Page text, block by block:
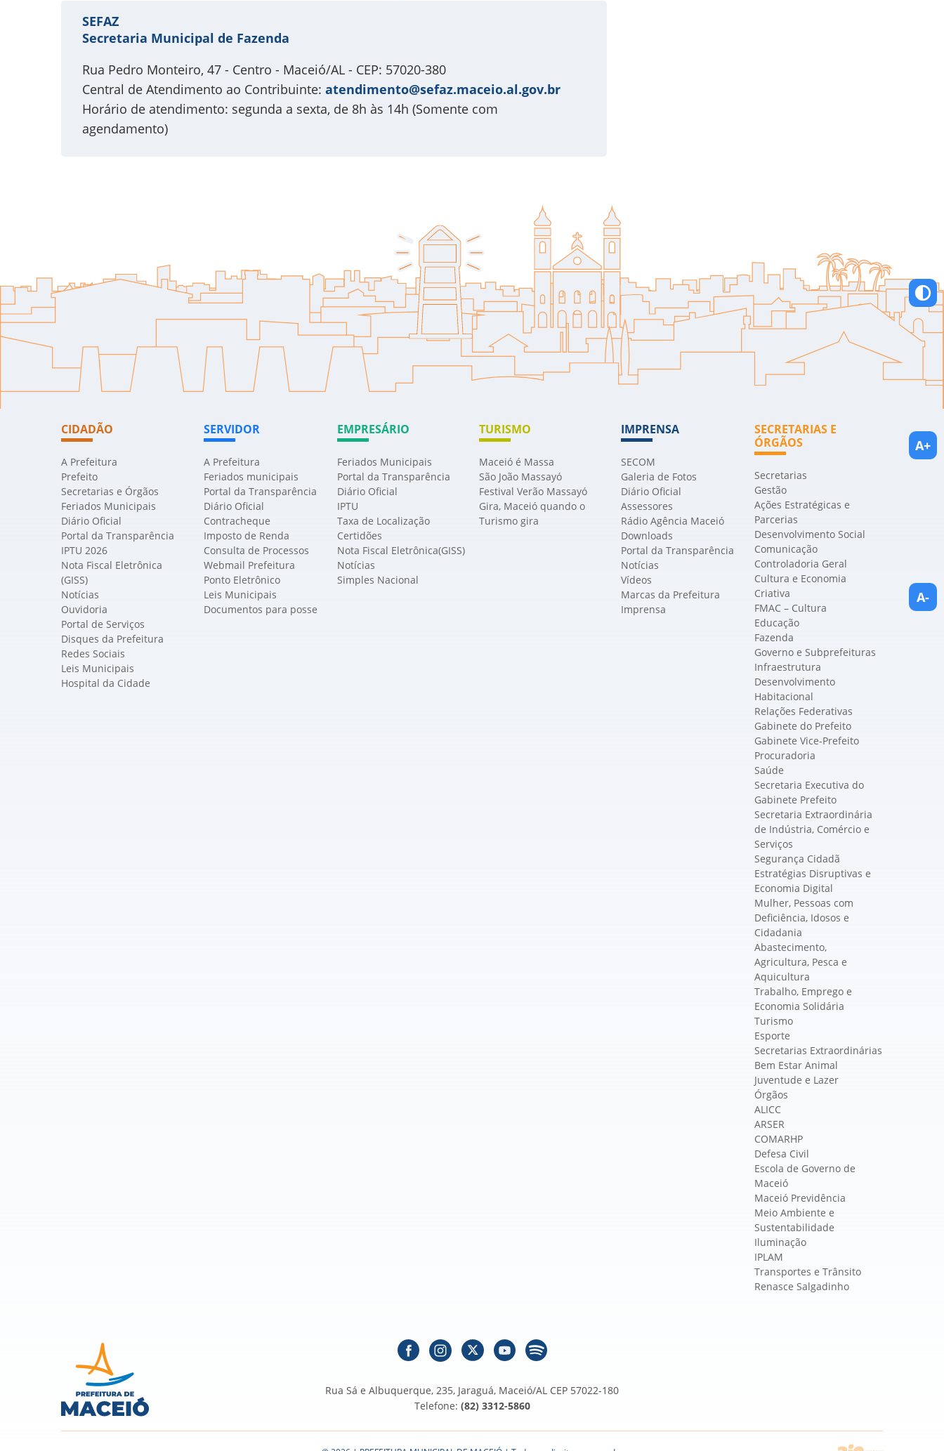
SEFAZ
Secretaria Municipal de Fazenda
Rua Pedro Monteiro, 47 - Centro - Maceió/AL - CEP: 57020-380
Central de Atendimento ao Contribuinte: atendimento@sefaz.maceio.al.gov.br
Horário de atendimento: segunda a sexta, de 8h às 14h (Somente com
agendamento)
CIDADÃO
A Prefeitura
Prefeito
Secretarias e Órgãos
Feriados Municipais
Diário Oficial
Portal da Transparência
IPTU 2026
Nota Fiscal Eletrônica
(GISS)
Notícias
Ouvidoria
Portal de Serviços
Disques da Prefeitura
Redes Sociais
Leis Municipais
Hospital da Cidade
SERVIDOR
A Prefeitura
Feriados municipais
Portal da Transparência
Diário Oficial
Contracheque
Imposto de Renda
Consulta de Processos
Webmail Prefeitura
Ponto Eletrônico
Leis Municipais
Documentos para posse
EMPRESÁRIO
Feriados Municipais
Portal da Transparência
Diário Oficial
IPTU
Taxa de Localização
Certidões
Nota Fiscal Eletrônica(GISS)
Notícias
Simples Nacional
TURISMO
Maceió é Massa
São João Massayó
Festival Verão Massayó
Gira, Maceió quando o
Turismo gira
IMPRENSA
SECOM
Galeria de Fotos
Diário Oficial
Assessores
Rádio Agência Maceió
Downloads
Portal da Transparência
Notícias
Vídeos
Marcas da Prefeitura
Imprensa
SECRETARIAS E
ÓRGÃOS
Secretarias
Gestão
Ações Estratégicas e
Parcerias
Desenvolvimento Social
Comunicação
Controladoria Geral
Cultura e Economia
Criativa
FMAC – Cultura
Educação
Fazenda
Governo e Subprefeituras
Infraestrutura
Desenvolvimento
Habitacional
Relações Federativas
Gabinete do Prefeito
Gabinete Vice-Prefeito
Procuradoria
Saúde
Secretaria Executiva do
Gabinete Prefeito
Secretaria Extraordinária
de Indústria, Comércio e
Serviços
Segurança Cidadã
Estratégias Disruptivas e
Economia Digital
Mulher, Pessoas com
Deficiência, Idosos e
Cidadania
Abastecimento,
Agricultura, Pesca e
Aquicultura
Trabalho, Emprego e
Economia Solidária
Turismo
Esporte
Secretarias Extraordinárias
Bem Estar Animal
Juventude e Lazer
Órgãos
ALICC
ARSER
COMARHP
Defesa Civil
Escola de Governo de
Maceió
Maceió Previdência
Meio Ambiente e
Sustentabilidade
Iluminação
IPLAM
Transportes e Trânsito
Renasce Salgadinho
Rua Sá e Albuquerque, 235, Jaraguá, Maceió/AL CEP 57022-180
Telefone: (82) 3312-5860
A+
A-